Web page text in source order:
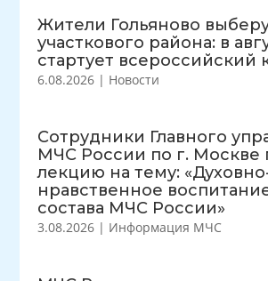
Жители Гольяново
участкового района: в
стартует всероссийский
6.08.2026 | Новости
Сотрудники Главного
МЧС России по г. Москве
лекцию на тему:
нравственное
состава МЧС России»
3.08.2026 | Информация МЧС